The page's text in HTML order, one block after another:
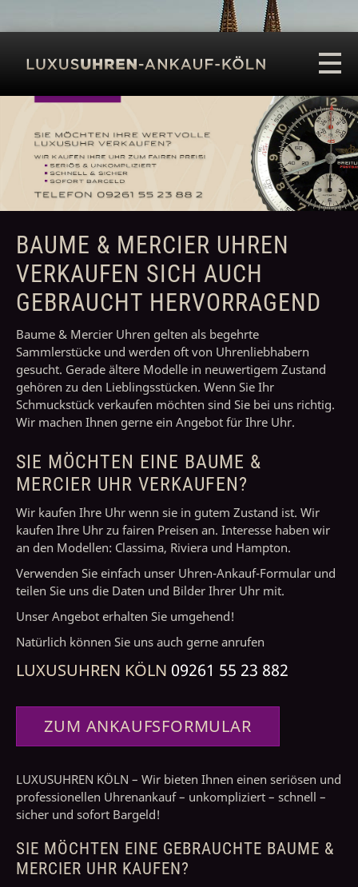
LUXUSUHREN KÖLN
UHRENANKAUF
BAUME & MERCIER UHREN
VERKAUFEN SICH AUCH
GEBRAUCHT HERVORRAGEND
Baume & Mercier Uhren gelten als begehrte
Sammlerstücke und werden oft von Uhrenliebhabern
gesucht. Gerade ältere Modelle in neuwertigem Zustand
gehören zu den Lieblingsstücken. Wenn Sie Ihr
Schmuckstück verkaufen möchten sind Sie bei uns richtig.
Wir machen Ihnen gerne ein Angebot für Ihre Uhr.
SIE MÖCHTEN EINE BAUME &
MERCIER UHR VERKAUFEN?
Wir kaufen Ihre Uhr wenn sie in gutem Zustand ist. Wir
kaufen Ihre Uhr zu fairen Preisen an. Interesse haben wir
an den Modellen: Classima, Riviera und Hampton.
Verwenden Sie einfach unser Uhren-Ankauf-Formular und
teilen Sie uns die Daten und Bilder Ihrer Uhr mit.
Unser Angebot erhalten Sie umgehend!
Natürlich können Sie uns auch gerne anrufen
LUXUSUHREN KÖLN 09261 55 23 882
ZUM ANKAUFSFORMULAR
LUXUSUHREN KÖLN – Wir bieten Ihnen einen seriösen und
professionellen Uhrenankauf – unkompliziert – schnell –
sicher und sofort Bargeld!
SIE MÖCHTEN EINE GEBRAUCHTE BAUME &
MERCIER UHR KAUFEN?